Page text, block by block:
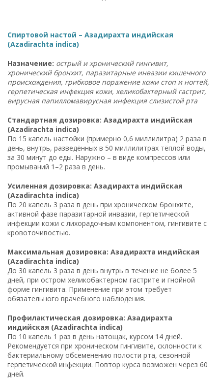
Спиртовой настой – Азадирахта индийская
(Azadirachta indica)
Назначение: острый и хронический гингивит,
хронический бронхит, паразитарные инвазии кишечного
происхождения, грибковое поражение кожи стоп и ногтей,
герпетическая инфекция кожи, хеликобактерный гастрит,
вирусная папилломавирусная инфекция слизистой рта
Стандартная дозировка: Азадирахта индийская
(Azadirachta indica)
По 15 капель настойки (примерно 0,6 миллилитра) 2 раза в
день, внутрь, разведённых в 50 миллилитрах тёплой воды,
за 30 минут до еды. Наружно – в виде компрессов или
промываний 1–2 раза в день.
Усиленная дозировка: Азадирахта индийская
(Azadirachta indica)
По 20 капель 3 раза в день при хроническом бронхите,
активной фазе паразитарной инвазии, герпетической
инфекции кожи с лихорадочным компонентом, гингивите с
кровоточивостью.
Максимальная дозировка: Азадирахта индийская
(Azadirachta indica)
До 30 капель 3 раза в день внутрь в течение не более 5
дней, при остром хеликобактерном гастрите и гнойной
форме гингивита. Применение при этом требует
обязательного врачебного наблюдения.
Профилактическая дозировка: Азадирахта
индийская (Azadirachta indica)
По 10 капель 1 раз в день натощак, курсом 14 дней.
Рекомендуется при хроническом гингивите, склонности к
бактериальному обсеменению полости рта, сезонной
герпетической инфекции. Повтор курса возможен через 60
дней.